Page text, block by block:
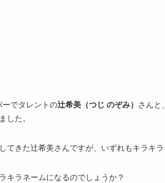
ーでタレントの辻希美（つじ のぞみ）
さんと
した。
てきた辻希美さんですが、いずれもキラキ
キラネームになるのでしょうか？